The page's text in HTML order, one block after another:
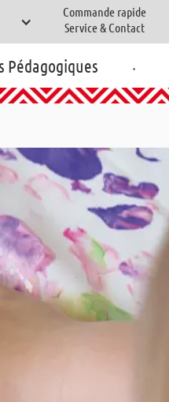
Commande rapide
Service & Contact
Pédagogiques .